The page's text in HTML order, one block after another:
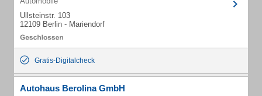
Ullsteinstr. 103
12109 Berlin - Mariendorf
Gratis-Digitalcheck
Autohaus Berolina GmbH